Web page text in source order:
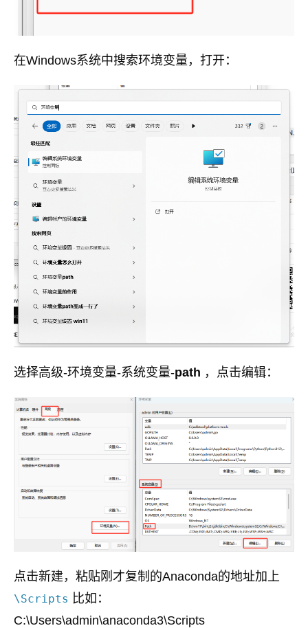
在Windows系统中搜索环境变量，打开：
选择高级-环境变量-系统变量-path ，点击编辑：
点击新建，粘贴刚才复制的Anaconda的地址加上
\Scripts 比如：
C:\Users\admin\anaconda3\Scripts